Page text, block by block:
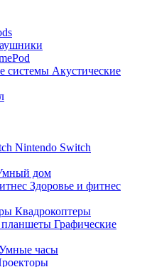
Акустические
Nintendo Switch
дом
Здоровье и фитнес
Квадрокоптеры
Графические
часы